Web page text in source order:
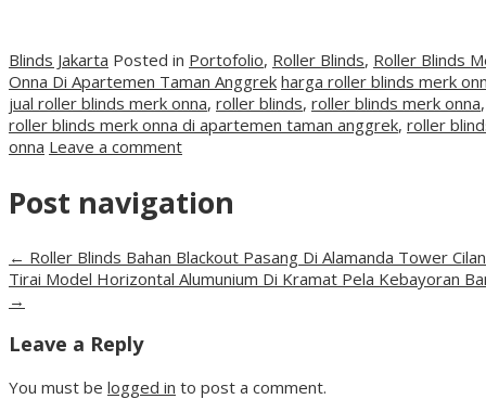
Blinds Jakarta Posted in Portofolio, Roller Blinds, Roller Blinds
Onna Di Apartemen Taman Anggrek harga roller blinds merk
jual roller blinds merk onna, roller blinds, roller blinds merk onna,
roller blinds merk onna di apartemen taman anggrek, roller
onna Leave a comment
Post navigation
← Roller Blinds Bahan Blackout Pasang Di Alamanda Tower
Tirai Model Horizontal Alumunium Di Kramat Pela Kebayoran
→
Leave a Reply
You must be logged in to post a comment.